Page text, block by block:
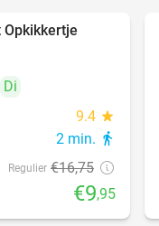
Di
9.4 star
2 min. directions_walk
Regulier €16,75
€9,95